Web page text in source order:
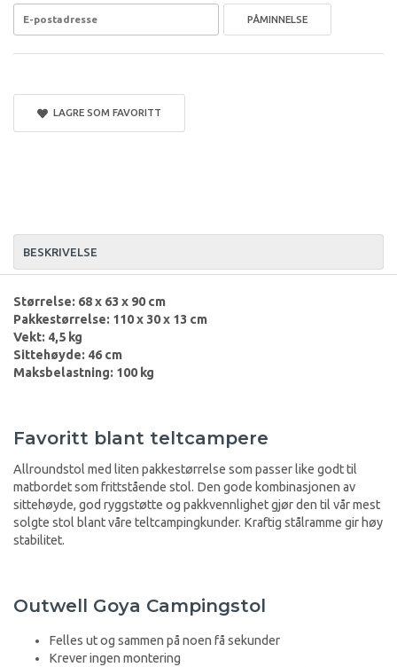
PÅMINNELSE
LAGRE SOM FAVORITT
BESKRIVELSE
Størrelse: 68 x 63 x 90 cm
Pakkestørrelse: 110 x 30 x 13 cm
Vekt: 4,5 kg
Sittehøyde: 46 cm
Maksbelastning: 100 kg
Favoritt blant teltcampere
Allroundstol med liten pakkestørrelse som passer like godt til
matbordet som frittstående stol. Den gode kombinasjonen av
sittehøyde, god ryggstøtte og pakkvennlighet gjør den til vår mest
solgte stol blant våre teltcampingkunder. Kraftig stålramme gir høy
stabilitet.
Outwell Goya Campingstol
Felles ut og sammen på noen få sekunder
Krever ingen montering